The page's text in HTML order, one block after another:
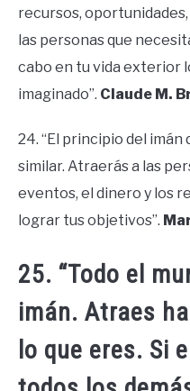
recursos,
las personas que
cabo en tu vida exterior
imaginado”. Claude M.
24. “El principio del imán
similar. Atraerás a las
eventos, el dinero y los
lograr tus objetivos”.
25. “Todo el
imán. Atraes
lo que eres. Si